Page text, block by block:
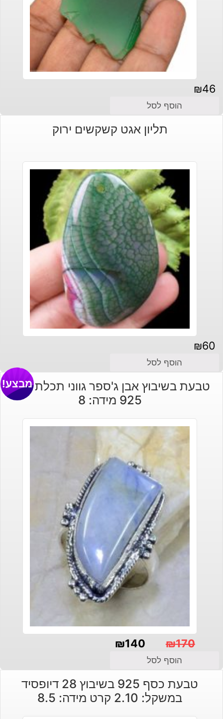
₪46
הוסף לסל
תליון אגט קשקשים ירוק
₪60
הוסף לסל
טבעת בשיבוץ אבן ג'ספר גווני תכלת כסף
925 מידה: 8
מבצע!
₪170
המקורי
היה:
₪140
הנוכחי
הוא:
הוסף לסל
טבעת כסף 925 בשיבוץ 28 דיופסיד
במשקל: 2.10 קרט מידה: 8.5